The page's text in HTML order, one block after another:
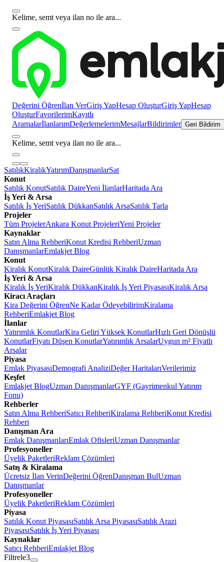
Kelime, semt veya ilan no ile ara...
Değerini Öğrenİlan VerGiriş YapHesap OluşturGiriş YapHesap
OluşturFavorilerimKayıtlı
AramalarİlanlarımDeğerlemelerimMesajlarBildirimler Geri Bildirim
Kelime, semt veya ilan no ile ara...
SatılıkKiralıkYatırımDanışmanlarSat
Konut
Satılık KonutSatılık DaireYeni İlanlarHaritada Ara
İş Yeri & Arsa
Satılık İş YeriSatılık DükkanSatılık ArsaSatılık Tarla
Projeler
Tüm ProjelerAnkara Konut ProjeleriYeni Projeler
Kaynaklar
Satın Alma RehberiKonut Kredisi RehberiUzman
DanışmanlarEmlakjet Blog
Konut
Kiralık KonutKiralık DaireGünlük Kiralık DaireHaritada Ara
İş Yeri & Arsa
Kiralık İş YeriKiralık DükkanKiralık İş Yeri PiyasasıKiralık Arsa
Kiracı Araçları
Kira Değerini ÖğrenNe Kadar ÖdeyebilirimKiralama
RehberiEmlakjet Blog
İlanlar
Yatırımlık KonutlarKira Geliri Yüksek KonutlarHızlı Geri Dönüşlü
KonutlarFiyatı Düşen KonutlarYatırımlık ArsalarUygun m² Fiyatlı
Arsalar
Piyasa
Emlak PiyasasıDemografi AnaliziDeğer HaritalarıVerilerimiz
Keşfet
Emlakjet BlogUzman DanışmanlarGYF (Gayrimenkul Yatırım
Fonu)
Rehberler
Satın Alma RehberiSatıcı RehberiKiralama RehberiKonut Kredisi
Rehberi
Danışman Ara
Emlak DanışmanlarıEmlak OfisleriUzman Danışmanlar
Profesyoneller
Üyelik PaketleriReklam Çözümleri
Satış & Kiralama
Ücretsiz İlan VerinDeğerini ÖğrenDanışman BulUzman
Danışmanlar
Profesyoneller
Üyelik PaketleriReklam Çözümleri
Piyasa
Satılık Konut PiyasasıSatılık Arsa PiyasasıSatılık Arazi
PiyasasıSatılık İş Yeri Piyasası
Kaynaklar
Satıcı RehberiEmlakjet Blog
Filtrele3